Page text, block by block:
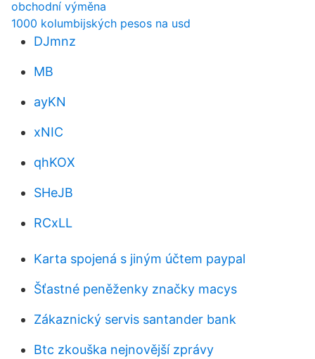
obchodní výměna
1000 kolumbijských pesos na usd
DJmnz
MB
ayKN
xNIC
qhKOX
SHeJB
RCxLL
Karta spojená s jiným účtem paypal
Šťastné peněženky značky macys
Zákaznický servis santander bank
Btc zkouška nejnovější zprávy